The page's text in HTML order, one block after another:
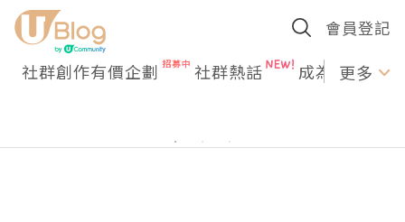
會員登記
社群創作有價企劃 社群熱話 成為U更多